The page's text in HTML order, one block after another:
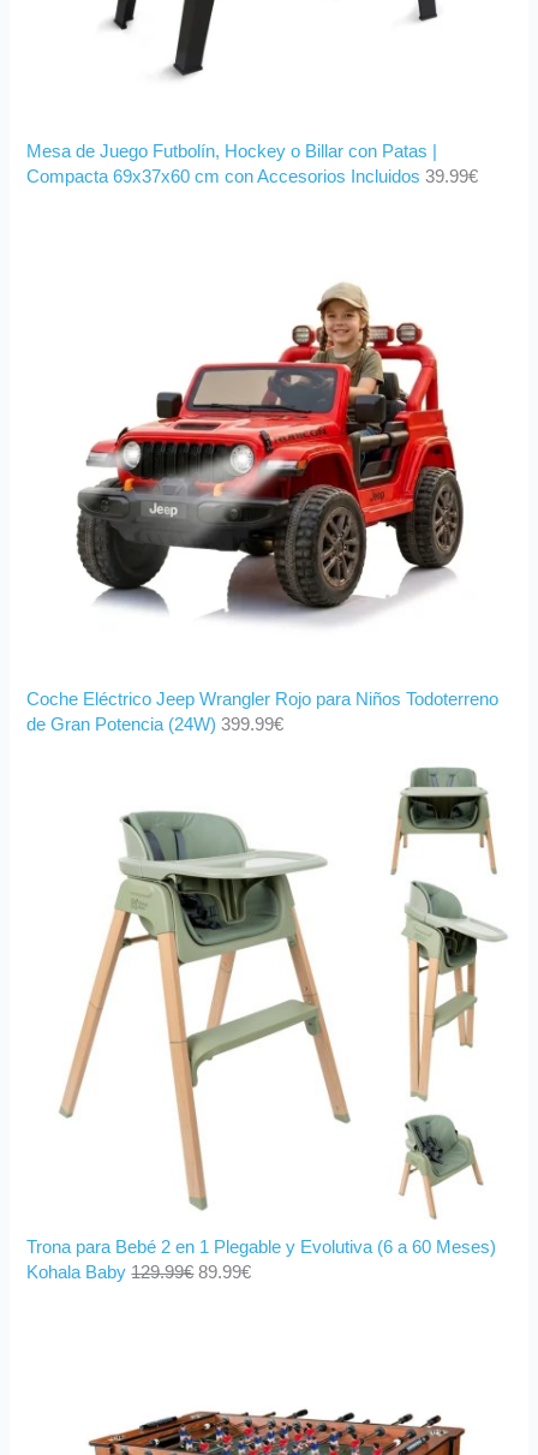
Mesa de Juego Futbolín, Hockey o Billar con Patas |
Compacta 69x37x60 cm con Accesorios Incluidos 39.99€
Coche Eléctrico Jeep Wrangler Rojo para Niños Todoterreno
de Gran Potencia (24W) 399.99€
Trona para Bebé 2 en 1 Plegable y Evolutiva (6 a 60 Meses)
Kohala Baby 129.99€ 89.99€